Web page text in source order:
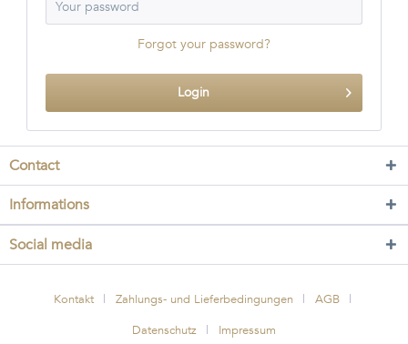
Forgot your password?
Login
Contact
Informations
Social media
Kontakt Zahlungs- und Lieferbedingungen
AGB
Datenschutz
Impressum